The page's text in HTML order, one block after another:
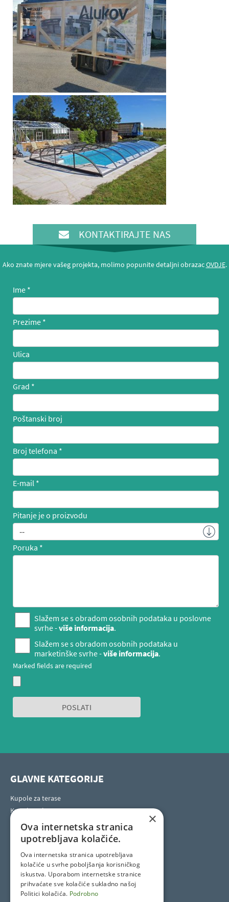
KONTAKTIRAJTE NAS
Ako znate mjere vašeg projekta, molimo popunite detaljni obrazacOVDJE.
Ime
Prezime
Ulica
Grad
Poštanski broj
Broj telefona
E-mail
Pitanje je o proizvodu
Poruka
Slažem se s obradom osobnih podataka u poslovne
svrhe -više informacija.
Slažem se s obradom osobnih podataka u
marketinške svrhe -više informacija.
Marked fields are required
GLAVNE KATEGORIJE
Kupole za terase
Kupole za bazene
Kupole za masažne bazene
Horeca kupole za terase
SOCIAL SITES
×
Ova internetska stranica
upotrebljava kolačiće.
Ova internetska stranica upotrebljava
kolačiće u svrhe poboljšanja korisničkog
iskustva. Uporabom internetske stranice
prihvaćate sve kolačiće sukladno našoj
Politici kolačića. Podrobno